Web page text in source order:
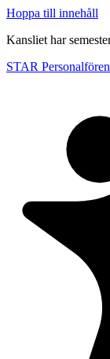
Hoppa till innehåll
Kansliet har
STAR